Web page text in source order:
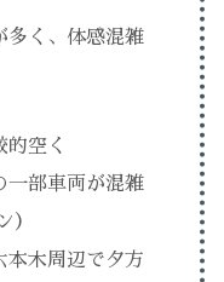
多く、体感混雑
空く
一部車両が混雑
）
本木周辺で夕方